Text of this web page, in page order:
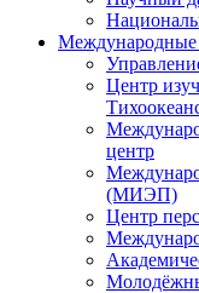
Международные
Центр
центр
(МИЭП)
Центр